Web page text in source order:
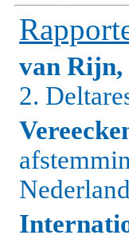
van Rijn,
2.